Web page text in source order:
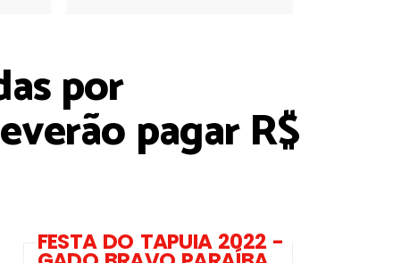
por
pagar R$
FESTA DO TAPUIA 2022 -